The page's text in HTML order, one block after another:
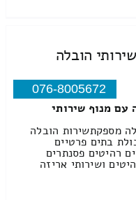
הובלה
076-8005672
עם מנוף שירותי
מספקתשירות הובלה
בתים פרטיים
רהיטים פסנתרים
ושירותי אריזה